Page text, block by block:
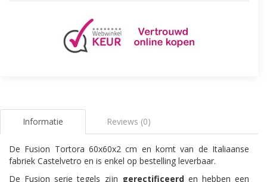
Informatie Reviews (0)
De Fusion Tortora 60x60x2 cm en komt van de Italiaanse
fabriek Castelvetro en is enkel op bestelling leverbaar.
De Fusion serie tegels zijn gerectificeerden hebben een